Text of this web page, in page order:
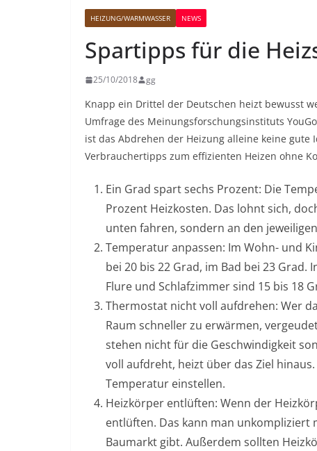
HEIZUNG/WARMWASSER NEWS
Spartipps für die
25/10/2018 gg
Knapp ein Drittel der Deutschen heizt bewusst
Umfrage des Meinungsforschungsinstituts
ist das Abdrehen der Heizung alleine keine gute
Verbrauchertipps zum effizienten Heizen ohne
Ein Grad spart sechs Prozent: Die
Prozent Heizkosten. Das lohnt sich,
unten fahren, sondern an den
Temperatur anpassen: Im Wohn- und
bei 20 bis 22 Grad, im Bad bei 23
Flure und Schlafzimmer sind 15 bis 18
Thermostat nicht voll aufdrehen: Wer
Raum schneller zu erwärmen,
stehen nicht für die Geschwindigkeit
voll aufdreht, heizt über das Ziel
Temperatur einstellen.
Heizkörper entlüften: Wenn der
entlüften. Das kann man unkompliziert
Baumarkt gibt. Außerdem sollten